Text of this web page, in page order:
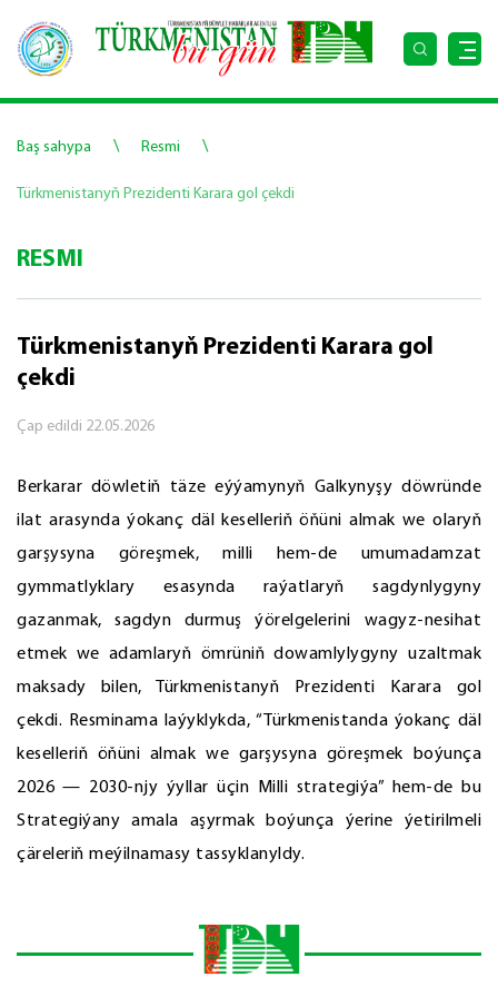
Baş sahypa \ Resmi \
Türkmenistanyň Prezidenti Karara gol çekdi
RESMI
Türkmenistanyň Prezidenti Karara gol
çekdi
Çap edildi 22.05.2026
Berkarar döwletiň täze eýýamynyň Galkynyşy döwründe
ilat arasynda ýokanç däl keselleriň öňüni almak we olaryň
garşysyna göreşmek, milli hem-de umumadamzat
gymmatlyklary esasynda raýatlaryň sagdynlygyny
gazanmak, sagdyn durmuş ýörelgelerini wagyz-nesihat
etmek we adamlaryň ömrüniň dowamlylygyny uzaltmak
maksady bilen, Türkmenistanyň Prezidenti Karara gol
çekdi. Resminama laýyklykda, “Türkmenistanda ýokanç däl
keselleriň öňüni almak we garşysyna göreşmek boýunça
2026 — 2030-njy ýyllar üçin Milli strategiýa” hem-de bu
Strategiýany amala aşyrmak boýunça ýerine ýetirilmeli
çäreleriň meýilnamasy tassyklanyldy.